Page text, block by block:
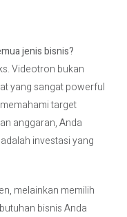
jenis bisnis?
Videotron bukan
yang sangat powerful
target
anggaran, Anda
investasi yang
melainkan memilih
bisnis Anda